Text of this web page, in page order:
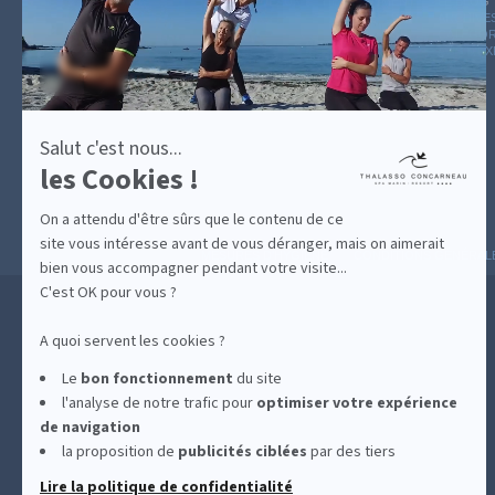
Axeptio
Salut c'est nous...
les Cookies !
On a attendu d'être sûrs que le contenu de ce
site vous intéresse avant de vous déranger, mais on aimerait
bien vous accompagner pendant votre visite...
C'est OK pour vous ?
A quoi servent les cookies ?
Le bon fonctionnement du site
l'analyse de notre trafic pour optimiservotre expérience
de navigation
la proposition de publicités ciblées par des tiers
Lire la politique de confidentialité
AVIS
MESURES D'HYGIÈNE CONDITIONS